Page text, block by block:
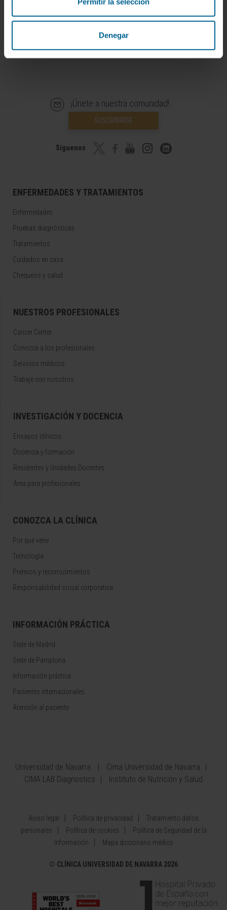
Denegar
Infografías realizadas con https://BioRender.com
© Clínica Universidad de Navarra 2026
¡Únete a nuestra comunidad!
SUSCRIBIRSE
Síguenos
ENFERMEDADES Y TRATAMIENTOS
Enfermedades
Pruebas diagnósticas
Tratamientos
Cuidados en casa
Chequeos y salud
NUESTROS PROFESIONALES
Cancer Center
Conozca a los profesionales
Servicios médicos
Trabaje con nosotros
INVESTIGACIÓN Y DOCENCIA
Ensayos clínicos
Docencia y formación
Residentes y Unidades Docentes
Área para profesionales
CONOZCA LA CLÍNICA
Por qué venir
Tecnología
Premios y reconocimientos
Responsabilidad social corporativa
INFORMACIÓN PRÁCTICA
Sede de Madrid
Sede de Pamplona
Información práctica
Pacientes internacionales
Atención al paciente
Universidad de Navarra
Cima Universidad de Navarra
CIMA LAB Diagnostics
Instituto de Nutrición y Salud
Aviso legal Política de privacidad
Tratamiento datos
personales
Política de cookies
Política de Seguridad de la
Información
Mapa diccionario médico
© CLÍNICA UNIVERSIDAD DE NAVARRA 2026